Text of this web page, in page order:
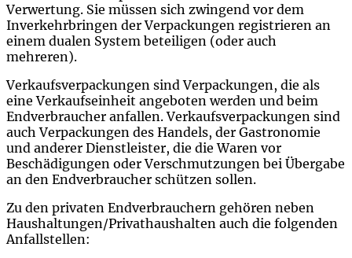
Verwertung. Sie müssen sich zwingend vor dem
Inverkehrbringen der Verpackungen registrieren an
einem dualen System beteiligen (oder auch
mehreren).
Verkaufsverpackungen sind Verpackungen, die als
eine Verkaufseinheit angeboten werden und beim
Endverbraucher anfallen. Verkaufsverpackungen sind
auch Verpackungen des Handels, der Gastronomie
und anderer Dienstleister, die die Waren vor
Beschädigungen oder Verschmutzungen bei Übergabe
an den Endverbraucher schützen sollen.
Zu den privaten Endverbrauchern gehören neben
Haushaltungen/Privathaushalten auch die folgenden
Anfallstellen: